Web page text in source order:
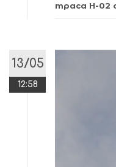
траса Н-02
13/05
12:58